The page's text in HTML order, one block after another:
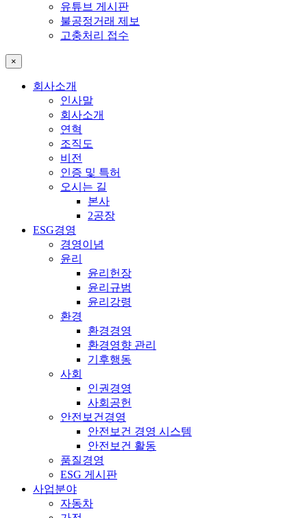
유튜브 게시판
불공정거래 제보
고충처리 접수
×
회사소개
인사말
회사소개
연혁
조직도
비전
인증 및 특허
오시는 길
본사
2공장
ESG경영
경영이념
윤리
윤리헌장
윤리규범
윤리강령
환경
환경경영
환경영향 관리
기후행동
사회
인권경영
사회공헌
안전보건경영
안전보건 경영 시스템
안전보건 활동
품질경영
ESG 게시판
사업분야
자동차